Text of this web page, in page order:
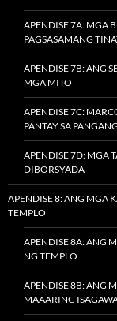
APENDISE 7A: MGA
PAGSASAMANG
APENDISE 7B: ANG
MGA MITO
APENDISE 7C:
PANTAY SA
APENDISE 7D: MGA
DIBORSYADA
APENDISE 8: ANG MGA
TEMPLO
APENDISE 8A: ANG
NG TEMPLO
APENDISE 8B: ANG
MAAARING